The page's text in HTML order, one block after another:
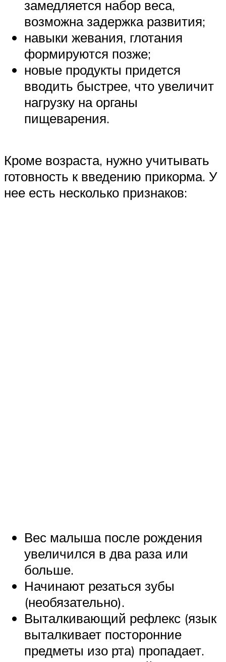
замедляется набор веса,
возможна задержка развития;
навыки жевания, глотания
формируются позже;
новые продукты придется
вводить быстрее, что увеличит
нагрузку на органы
пищеварения.
Кроме возраста, нужно учитывать
готовность к введению прикорма. У
нее есть несколько признаков:
Вес малыша после рождения
увеличился в два раза или
больше.
Начинают резаться зубы
(необязательно).
Выталкивающий рефлекс (язык
выталкивает посторонние
предметы изо рта) пропадает.